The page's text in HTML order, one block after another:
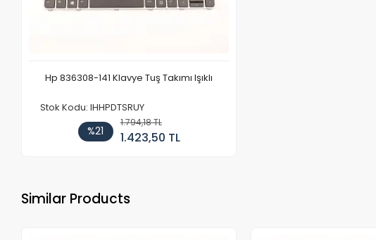
Hp 836308-141 Klavye Tuş Takımı Işıklı
Stok Kodu: IHHPDTSRUY
%21
1.794,18 TL
1.423,50 TL
Similar Products